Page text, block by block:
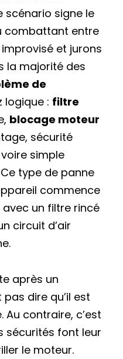
scénario signe le
combattant entre
et jurons
la majorité des
de
logique : filtre
blocage moteur
sécurité
simple
type de panne
commence
un filtre rincé
circuit d’air
après un
dire qu’il est
contraire, c’est
sécurités font leur
le moteur.